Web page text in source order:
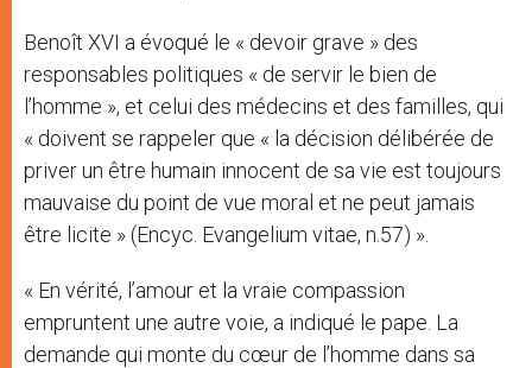
Benoît XVI a évoqué le « devoir grave » des
responsables politiques « de servir le bien de
l’homme », et celui des médecins et des familles, qui
« doivent se rappeler que « la décision délibérée de
priver un être humain innocent de sa vie est toujours
mauvaise du point de vue moral et ne peut jamais
être licite » (Encyc. Evangelium vitae, n.57) ».
« En vérité, l’amour et la vraie compassion
empruntent une autre voie, a indiqué le pape. La
demande qui monte du cœur de l’homme dans sa